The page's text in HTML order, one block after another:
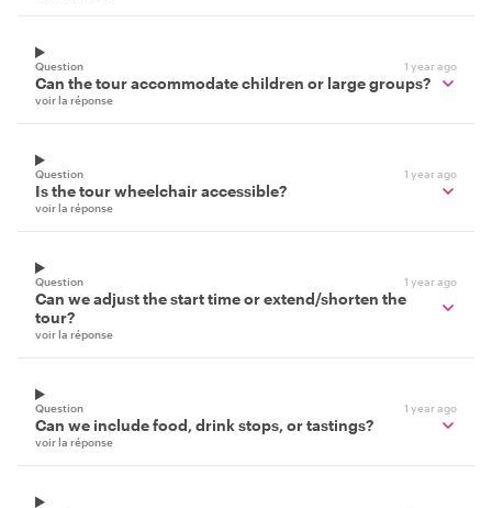
Question 1 year ago
Can the tour accommodate children or large groups?
voir la réponse
Question 1 year ago
Is the tour wheelchair accessible?
voir la réponse
Question 1 year ago
Can we adjust the start time or extend/shorten the
tour?
voir la réponse
Question 1 year ago
Can we include food, drink stops, or tastings?
voir la réponse